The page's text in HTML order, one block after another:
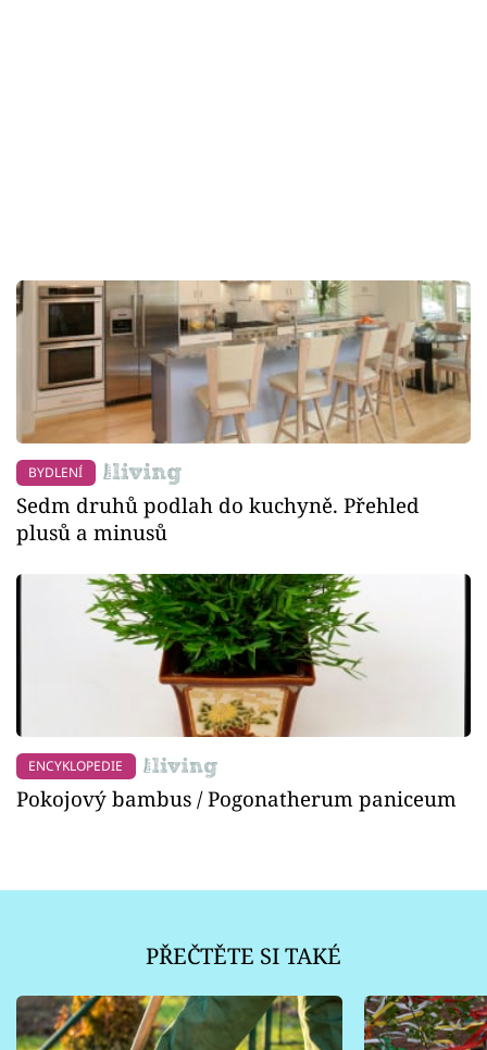
BYDLENÍ
Sedm druhů podlah do kuchyně. Přehled
plusů a minusů
ENCYKLOPEDIE
Pokojový bambus / Pogonatherum paniceum
PŘEČTĚTE SI TAKÉ